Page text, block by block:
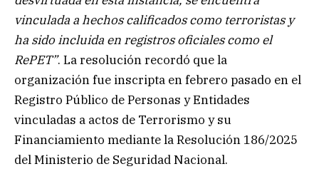
vinculada a hechos calificados como terroristas y
ha sido incluida en registros oficiales como el
RePET”. La resolución recordó que la
organización fue inscripta en febrero pasado en el
Registro Público de Personas y Entidades
vinculadas a actos de Terrorismo y su
Financiamiento mediante la Resolución 186/2025
del Ministerio de Seguridad Nacional.